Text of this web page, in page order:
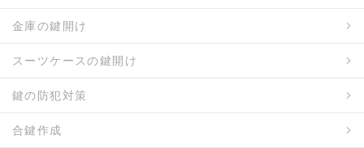
金庫の鍵開け
スーツケースの鍵開け
鍵の防犯対策
合鍵作成